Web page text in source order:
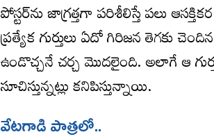
పోస్టర్‌ను జాగ్రత్తగా పరిశీలిస్తే పలు
ప్రత్యేక గుర్తులు ఏదో గిరిజన తెగకు
ఉండొచ్చనే చర్చ మొదలైంది. అలాగే ఆ
సూచిస్తున్నట్లు కనిపిస్తున్నాయి.
వేట‌గాడి పాత్ర‌లో..